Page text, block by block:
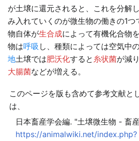
が土壌に還元されると、これを分解
み入れていくのが微生物の働きの1つ
物自体が生合成によって有機化合物
物は呼吸 し、種類によっては空気中
地土壌では肥沃化すると 糸状菌が減り
大腸菌などが増える。
このページを版も含めて参考文献と
は、
日本畜産学会編. "土壌微生物 - 畜
https://animalwiki.net/index.php?